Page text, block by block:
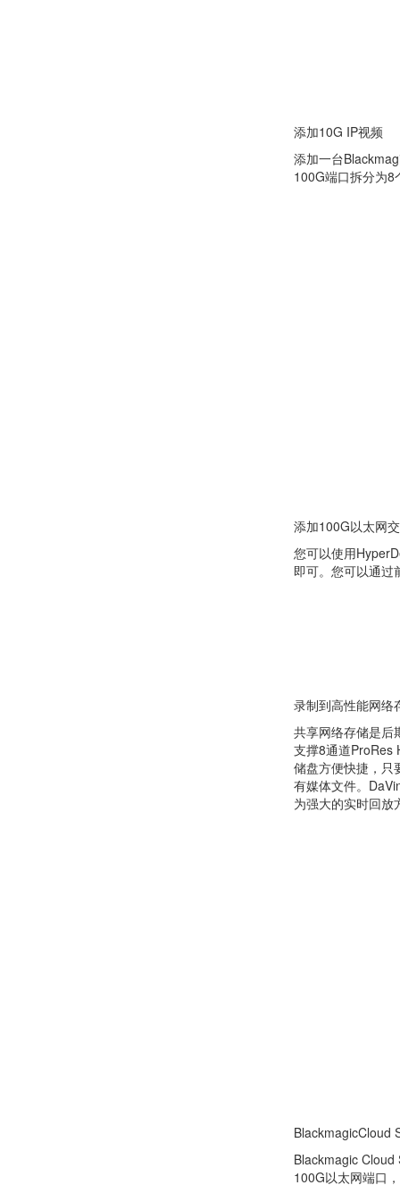
添加10G IP视频
添加一台
100G端口拆分为
添加100G以太网
您可以使用
即可。您可以通过
录制到高性能网络
共享网络存储是后
支撑8通道ProRes
储盘方便快捷，只
有媒体文件。
为强大的实时回放
BlackmagicCloud
Blackmagic
100G以太网端口